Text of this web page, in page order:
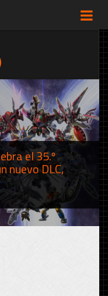
el 35.º
nuevo DLC,